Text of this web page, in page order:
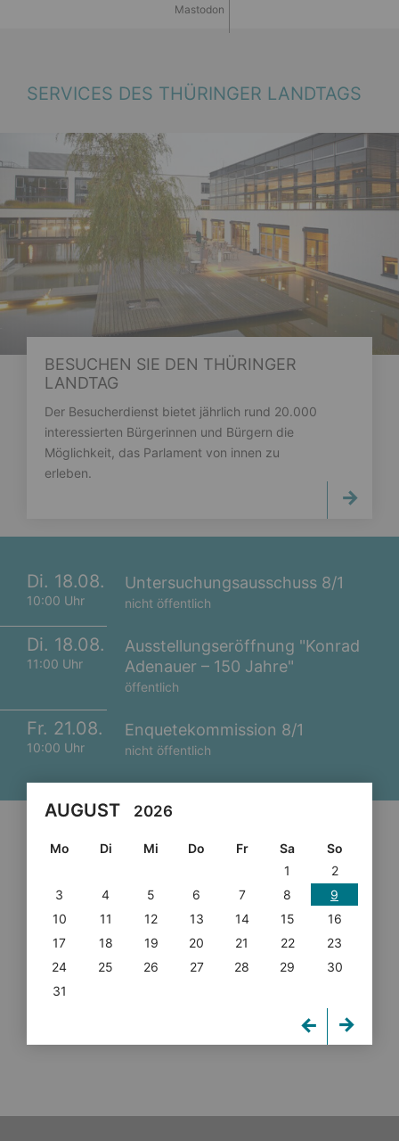
Mastodon
SERVICES DES THÜRINGER LANDTAGS
BESUCHEN SIE DEN THÜRINGER
LANDTAG
Der Besucherdienst bietet jährlich rund 20.000
interessierten Bürgerinnen und Bürgern die
Möglichkeit, das Parlament von innen zu
erleben.
Di. 18.08.
10:00 Uhr
Untersuchungsausschuss 8/1
nicht öffentlich
Di. 18.08.
11:00 Uhr
Ausstellungseröffnung "Konrad
Adenauer – 150 Jahre"
öffentlich
Fr. 21.08.
10:00 Uhr
Enquetekommission 8/1
nicht öffentlich
AUGUST 2026
Mo Di Mi Do Fr Sa
So
1
2
3
4 5 6 7 8
9
10
11 12 13 14 15
16
17
18 19 20 21 22
23
24
25 26 27 28 29
30
31